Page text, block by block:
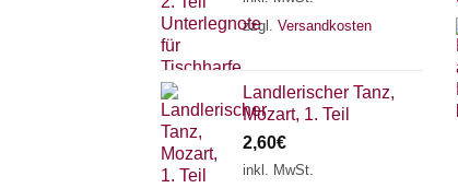
zzgl. Versandkosten
Landlerischer Tanz,
Mozart, 1. Teil
2,60€
inkl. MwSt.